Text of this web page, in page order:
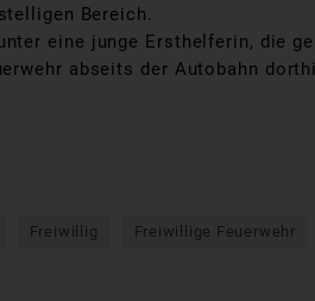
Bereich.
eine junge Ersthelferin, die
abseits der Autobahn
Freiwillig Freiwillige Feuerwehr